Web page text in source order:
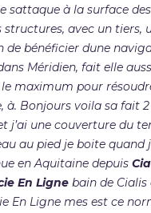
sattaque à la surface
structures, avec un tiers,
de bénéficier dune
Méridien, fait elle
maximum pour
à. Bonjours voila sa fait 2
j’ai une couverture du
au pied je boite quand
en Aquitaine depuis
En Ligne bain de Cialis
En Ligne mes est ce